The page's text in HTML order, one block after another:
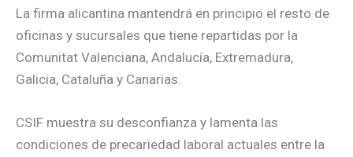
La firma alicantina mantendrá en principio el resto de
oficinas y sucursales que tiene repartidas por la
Comunitat Valenciana, Andalucía, Extremadura,
Galicia, Cataluña y Canarias.
CSIF muestra su desconfianza y lamenta las
condiciones de precariedad laboral actuales entre la